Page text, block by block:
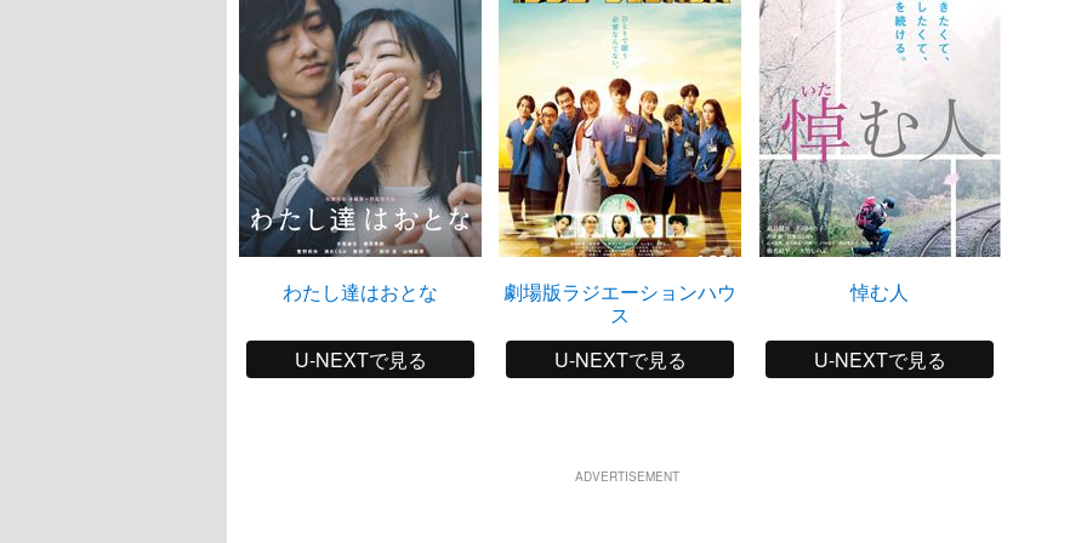
わたし達はおとな
U-NEXTで見る
劇場版ラジエーションハウ
ス
U-NEXTで見る
悼む人
U-NEXTで見る
ADVERTISEMENT